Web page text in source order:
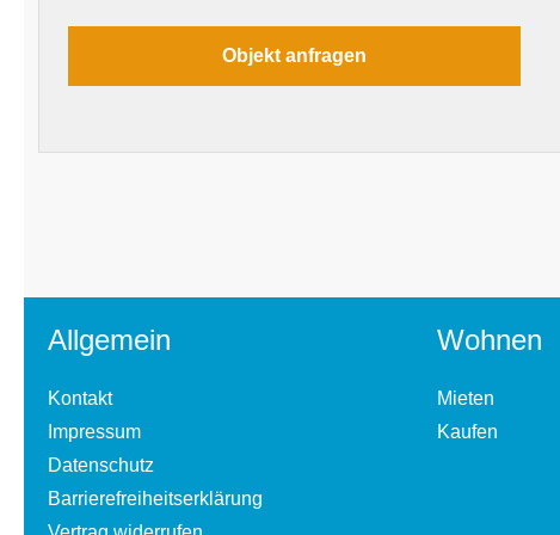
Allgemein
Kontakt
Impressum
Datenschutz
Barrierefreiheitserklärung
Wohnen
Mieten
Kaufen